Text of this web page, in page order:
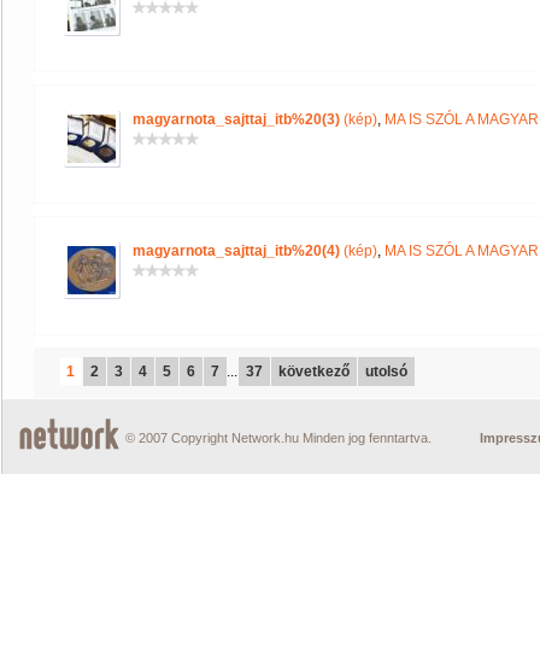
magyarnota_sajttaj_itb%20(3) (kép), MA IS SZÓL A
magyarnota_sajttaj_itb%20(4) (kép), MA IS SZÓL A
1 2 3 4 5 6 7 ... 37 következő utolsó
© 2007 Copyright Network.hu Minden jog fenntartva.